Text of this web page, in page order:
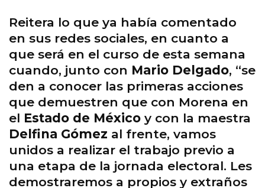
Reitera lo que ya había comentado
en sus redes sociales, en cuanto a
que será en el curso de esta semana
cuando, junto con Mario Delgado, “se
den a conocer las primeras acciones
que demuestren que con Morena en
el Estado de México y con la maestra
Delfina Gómez al frente, vamos
unidos a realizar el trabajo previo a
una etapa de la jornada electoral. Les
demostraremos a propios y extraños